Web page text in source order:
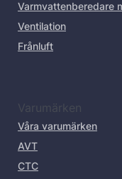
Varmvattenberedare
Ventilation
Frånluft
Varumärken
Våra varumärken
AVT
CTC